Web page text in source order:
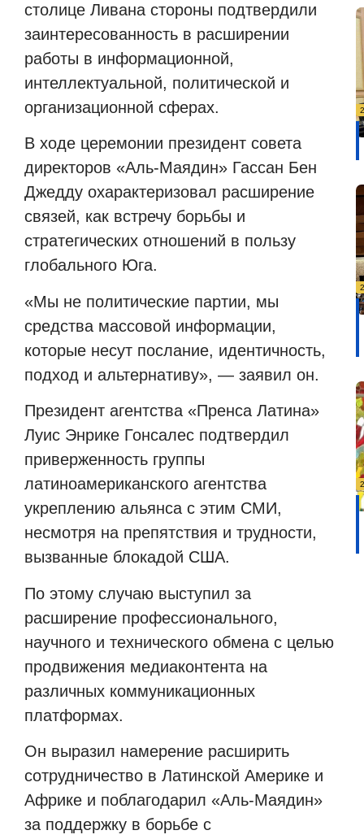
столице Ливана стороны подтвердили
заинтересованность в расширении
работы в информационной,
интеллектуальной, политической и
организационной сферах.
В ходе церемонии президент совета
директоров «Аль-Маядин» Гассан Бен
Джедду охарактеризовал расширение
связей, как встречу борьбы и
стратегических отношений в пользу
глобального Юга.
«Мы не политические партии, мы
средства массовой информации,
которые несут послание, идентичность,
подход и альтернативу», — заявил он.
Президент агентства «Пренса Латина»
Луис Энрике Гонсалес подтвердил
приверженность группы
латиноамериканского агентства
укреплению альянса с этим СМИ,
несмотря на препятствия и трудности,
вызванные блокадой США.
По этому случаю выступил за
расширение профессионального,
научного и технического обмена с целью
продвижения медиаконтента на
различных коммуникационных
платформах.
Он выразил намерение расширить
сотрудничество в Латинской Америке и
Африке и поблагодарил «Аль-Маядин»
за поддержку в борьбе с